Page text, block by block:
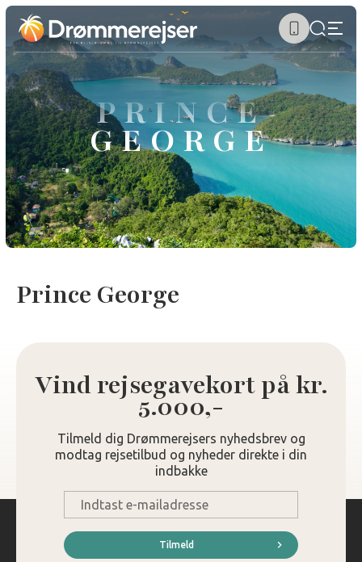
PRINCE
GEORGE
Prince George
Vind rejsegavekort på kr.
5.000,-
Tilmeld dig Drømmerejsers nyhedsbrev og
modtag rejsetilbud og nyheder direkte i din
indbakke
mail
*
Tilmeld